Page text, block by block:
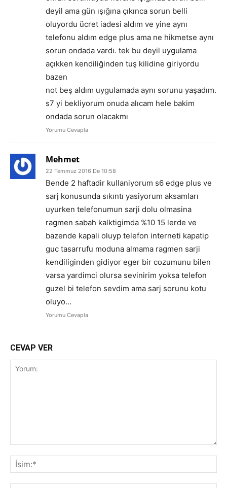
deyil ama gün ışığına çıkınca sorun belli
oluyordu ücret iadesi aldım ve yine aynı
telefonu aldım edge plus ama ne hikmetse aynı
sorun ondada vardı. tek bu deyil uygulama
açıkken kendiliğinden tuş kilidine giriyordu
bazen
not beş aldım uygulamada aynı sorunu yaşadım.
s7 yi bekliyorum onuda alıcam hele bakim
ondada sorun olacakmı
Yorumu Cevapla
Mehmet
22 Temmuz 2016 De 10:58
Bende 2 haftadir kullaniyorum s6 edge plus ve
sarj konusunda sıkıntı yasiyorum aksamları
uyurken telefonumun sarji dolu olmasina
ragmen sabah kalktigimda %10 15 lerde ve
bazende kapali oluyp telefon interneti kapatip
guc tasarrufu moduna almama ragmen sarji
kendiliginden gidiyor eger bir cozumunu bilen
varsa yardimci olursa sevinirim yoksa telefon
guzel bi telefon sevdim ama sarj sorunu kotu
oluyo…
Yorumu Cevapla
CEVAP VER